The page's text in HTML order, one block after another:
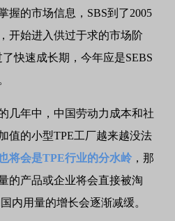
握的市场信息，SBS到了2005
开始进入供过于求的市场阶
快速成长期，今年应是SEBS
几年中，中国劳动力成本和社
值的小型TPE工厂越来越没法
将会是TPE行业的分水岭 ，那
的产品或企业将会直接被淘
内用量的增长会逐渐减缓。